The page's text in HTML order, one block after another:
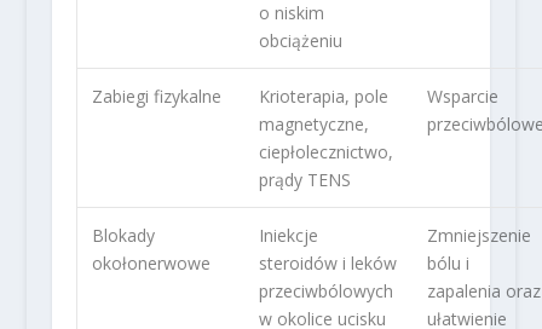
o niskim
obciążeniu
Zabiegi fizykalne
Krioterapia, pole
magnetyczne,
ciepłolecznictwo,
prądy TENS
Wsparcie
Blokady
okołonerwowe
Iniekcje
steroidów i leków
przeciwbólowych
w okolice ucisku
Zmniejszenie
bólu i
zapalenia oraz
ułatwienie